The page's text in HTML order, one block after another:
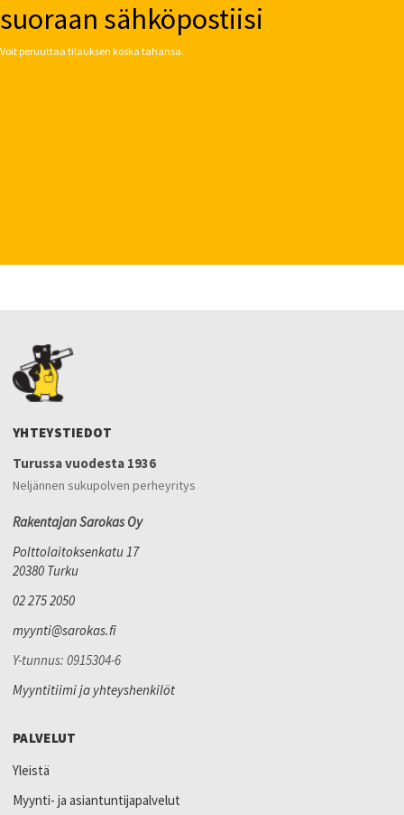
suoraan sähköpostiisi
Voit peruuttaa tilauksen koska tahansa.
YHTEYSTIEDOT
Turussa vuodesta 1936
Neljännen sukupolven perheyritys
Rakentajan Sarokas Oy
Polttolaitoksenkatu 17
20380 Turku
02 275 2050
myynti@sarokas.fi
Y-tunnus: 0915304-6
Myyntitiimi ja yhteyshenkilöt
PALVELUT
Yleistä
Myynti- ja asiantuntijapalvelut